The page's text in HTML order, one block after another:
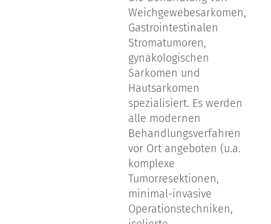
Weichgewebesarkomen,
Gastrointestinalen
Stromatumoren,
gynäkologischen
Sarkomen und
Hautsarkomen
spezialisiert. Es werden
alle modernen
Behandlungsverfahren
vor Ort angeboten (u.a.
komplexe
Tumorresektionen,
minimal-invasive
Operationstechniken,